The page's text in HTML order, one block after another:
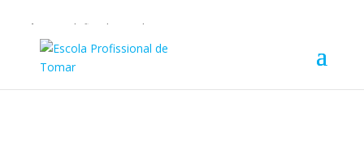
Warning
: Undefined array key 1 in
/home/escolaprofission/public_html/wp-content/plugins/wp-
private-content-pro/lib/Drewm/MailChimp.php
35